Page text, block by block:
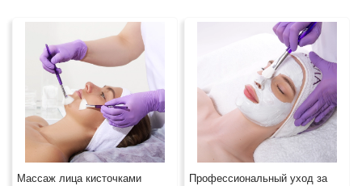
Массаж лица кисточками
Профессиональный уход за